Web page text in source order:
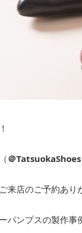
＠TatsuokaShoes
来店のご予約あり
パンプスの製作事